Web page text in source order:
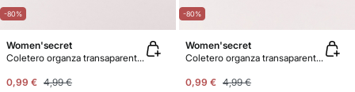
-80%
Women'secret
Coletero organza transaparente verde
0,99 € 4,99 €
-80%
Women'secret
Coletero organza transaparente rosa
0,99 € 4,99 €